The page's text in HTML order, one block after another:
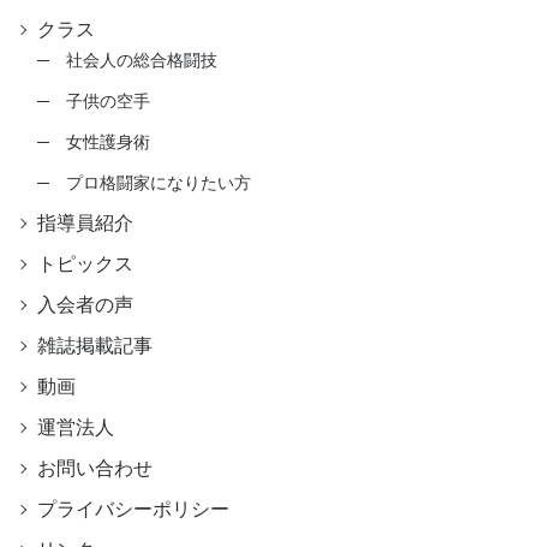
クラス
社会人の総合格闘技
子供の空手
女性護身術
プロ格闘家になりたい方
指導員紹介
トピックス
入会者の声
雑誌掲載記事
動画
運営法人
お問い合わせ
プライバシーポリシー